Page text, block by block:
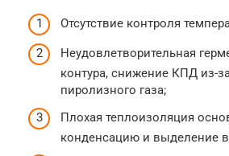
Отсутствие контроля
Неудовлетворительная
контура, снижение КПД из-
пиролизного газа;
Плохая теплоизоляция
конденсацию и выделение